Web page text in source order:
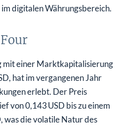
digitalen Währungsbereich.
mit einer Marktkapitalisierung
hat im vergangenen Jahr
erlebt. Der Preis
von 0,143 USD bis zu einem
was die volatile Natur des